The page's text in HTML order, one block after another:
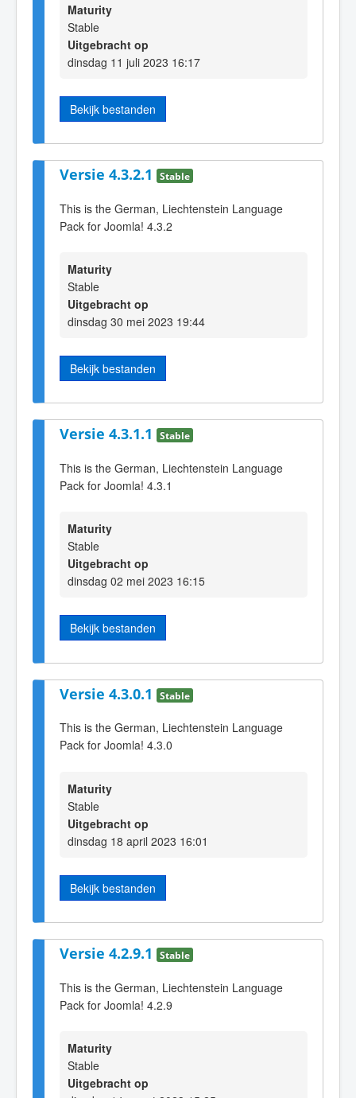
Maturity
Stable
Uitgebracht op
dinsdag 11 juli 2023 16:17
Bekijk bestanden
Versie 4.3.2.1 Stable
This is the German, Liechtenstein Language
Pack for Joomla! 4.3.2
Maturity
Stable
Uitgebracht op
dinsdag 30 mei 2023 19:44
Bekijk bestanden
Versie 4.3.1.1 Stable
This is the German, Liechtenstein Language
Pack for Joomla! 4.3.1
Maturity
Stable
Uitgebracht op
dinsdag 02 mei 2023 16:15
Bekijk bestanden
Versie 4.3.0.1 Stable
This is the German, Liechtenstein Language
Pack for Joomla! 4.3.0
Maturity
Stable
Uitgebracht op
dinsdag 18 april 2023 16:01
Bekijk bestanden
Versie 4.2.9.1 Stable
This is the German, Liechtenstein Language
Pack for Joomla! 4.2.9
Maturity
Stable
Uitgebracht op